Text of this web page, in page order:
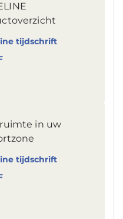
tijdschrift
in uw
tijdschrift